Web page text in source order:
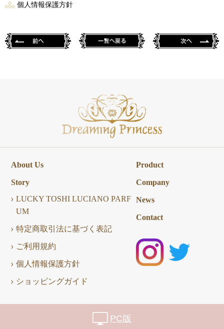
個人情報保護方針
About Us
Story
LUCKY TOSHI LUCIANO PARF
UM
特定商取引法に基づく表記
ご利用規約
個人情報保護方針
ショッピングガイド
Product
Company
News
Contact
PC版